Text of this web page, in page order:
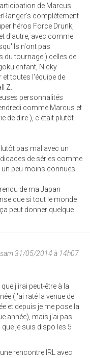
de Marcus.
complètement
héros Force Drunk,
d'autre, avec comme
n'ont pas
du tournage ) celles de
enfant, Nicky
toutes l'équipe de
Z.
personnalités
comme Marcus et
de dire ), c'était plutôt
pas mal avec un
de séries comme
peu moins connues.
de ma Japan
que si tout le monde
peut donner quelque
31/05/2014 à 14h07
j'irai peut-être à la
(j'ai raté la venue de
et depuis je me pose la
année), mais j'ai pas
je suis dispo les 5
rencontre IRL avec